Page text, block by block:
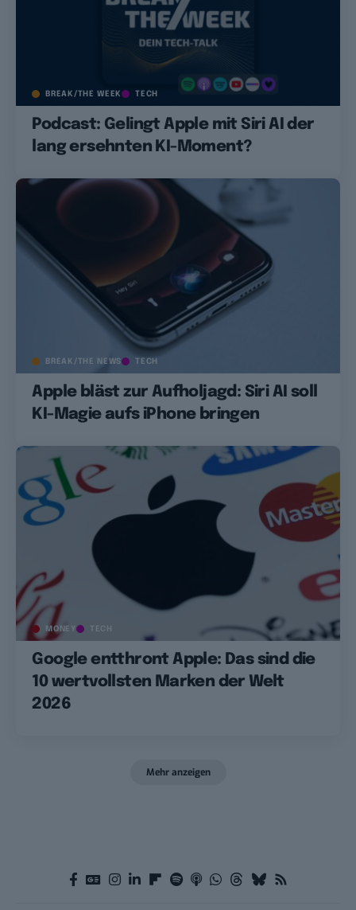
BREAK/THE WEEK TECH
Podcast: Gelingt Apple mit Siri AI der
lang ersehnten KI-Moment?
BREAK/THE NEWS TECH
Apple bläst zur Aufholjagd: Siri AI soll
KI-Magie aufs iPhone bringen
MONEY TECH
Google entthront Apple: Das sind die
10 wertvollsten Marken der Welt
2026
Mehr anzeigen